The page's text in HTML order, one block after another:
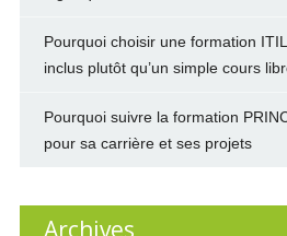
Pourquoi choisir une formation
inclus plutôt qu’un simple cours
Pourquoi suivre la formation
pour sa carrière et ses projets
Archives